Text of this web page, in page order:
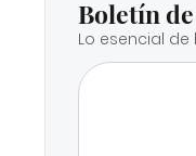
Boletín
Lo esencial